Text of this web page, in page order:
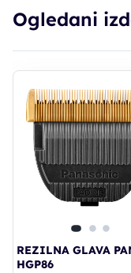
Ogledani
REZILNA GLAVA
HGP86